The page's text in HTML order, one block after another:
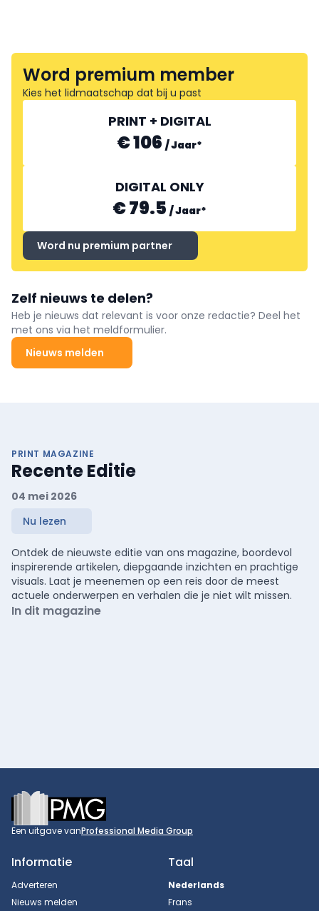
Word premium member
Kies het lidmaatschap dat bij u past
PRINT + DIGITAL
€ 106 /Jaar*
DIGITAL ONLY
€ 79.5 /Jaar*
Word nu premium partner
Zelf nieuws te delen?
Heb je nieuws dat relevant is voor onze redactie? Deel het
met ons via het meldformulier.
Nieuws melden
PRINT MAGAZINE
Recente Editie
04 mei 2026
Nu lezen
Ontdek de nieuwste editie van ons magazine, boordevol
inspirerende artikelen, diepgaande inzichten en prachtige
visuals. Laat je meenemen op een reis door de meest
actuele onderwerpen en verhalen die je niet wilt missen.
In dit magazine
Footer
Een uitgave vanProfessional Media Group
Informatie
Adverteren
Nieuws melden
Taal
Nederlands
Frans